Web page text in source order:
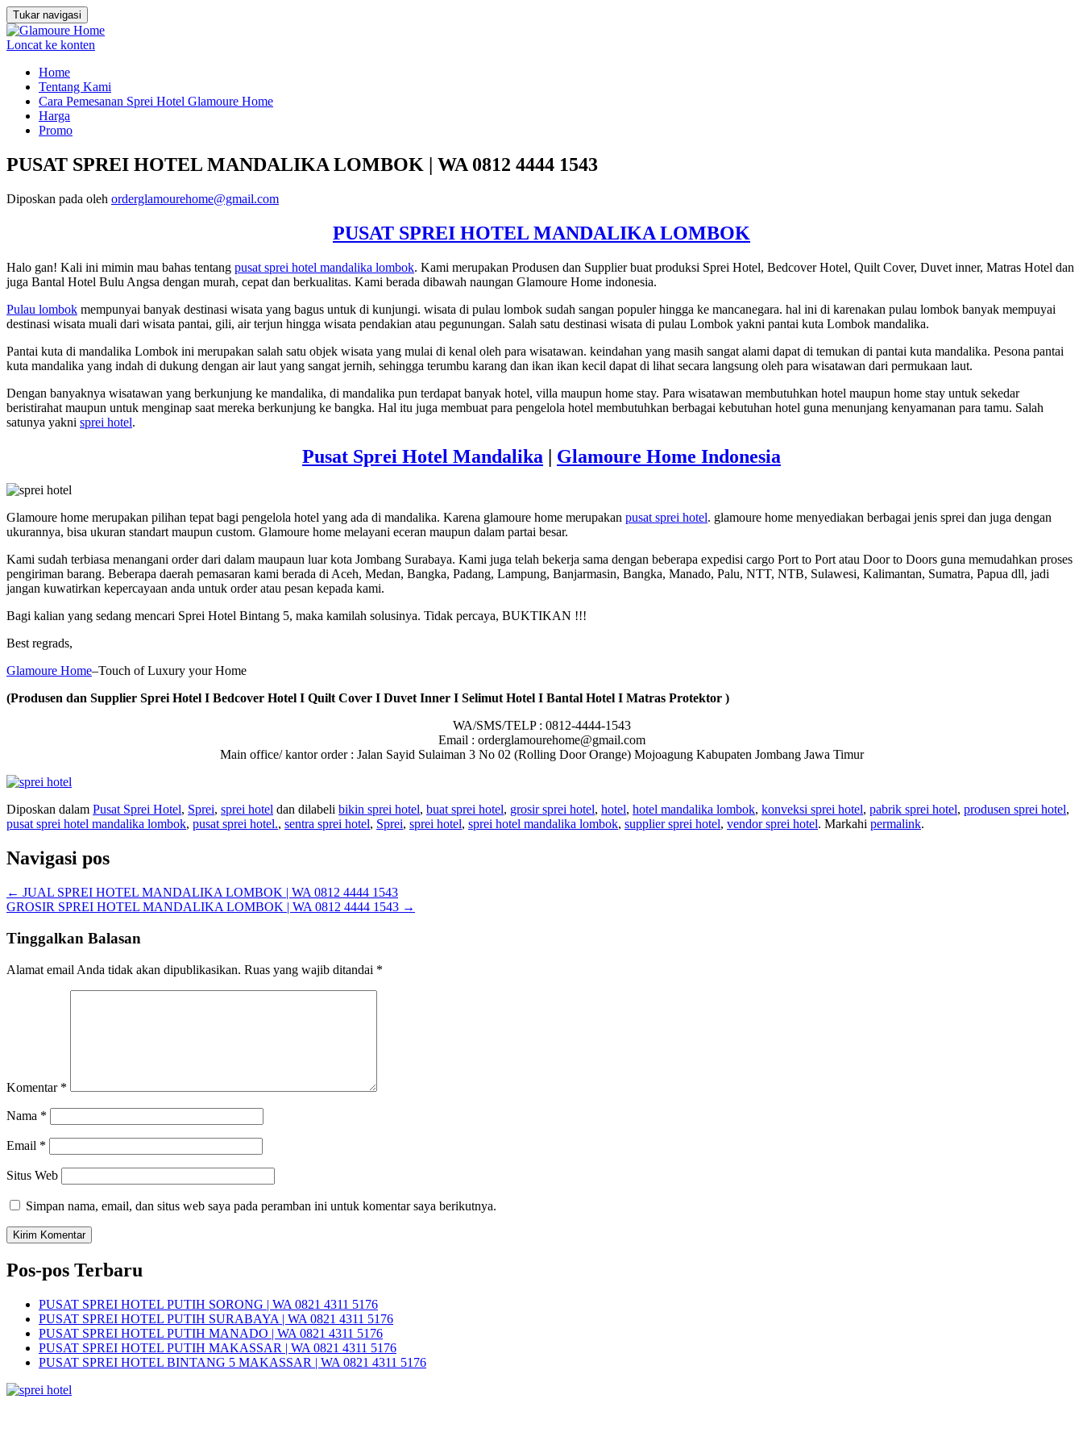
Tukar navigasi
Loncat ke konten
Home
Tentang Kami
Cara Pemesanan Sprei Hotel Glamoure Home
Harga
Promo
PUSAT SPREI HOTEL MANDALIKA LOMBOK | WA 0812 4444 1543
Diposkan pada oleh orderglamourehome@gmail.com
PUSAT SPREI HOTEL MANDALIKA LOMBOK
Halo gan! Kali ini mimin mau bahas tentang pusat sprei hotel mandalika lombok. Kami merupakan Produsen dan Supplier buat produksi Sprei Hotel, Bedcover Hotel, Quilt Cover, Duvet inner, Matras Hotel dan
juga Bantal Hotel Bulu Angsa dengan murah, cepat dan berkualitas. Kami berada dibawah naungan Glamoure Home indonesia.
Pulau lombok mempunyai banyak destinasi wisata yang bagus untuk di kunjungi. wisata di pulau lombok sudah sangan populer hingga ke mancanegara. hal ini di karenakan pulau lombok banyak mempuyai
destinasi wisata muali dari wisata pantai, gili, air terjun hingga wisata pendakian atau pegunungan. Salah satu destinasi wisata di pulau Lombok yakni pantai kuta Lombok mandalika.
Pantai kuta di mandalika Lombok ini merupakan salah satu objek wisata yang mulai di kenal oleh para wisatawan. keindahan yang masih sangat alami dapat di temukan di pantai kuta mandalika. Pesona pantai
kuta mandalika yang indah di dukung dengan air laut yang sangat jernih, sehingga terumbu karang dan ikan ikan kecil dapat di lihat secara langsung oleh para wisatawan dari permukaan laut.
Dengan banyaknya wisatawan yang berkunjung ke mandalika, di mandalika pun terdapat banyak hotel, villa maupun home stay. Para wisatawan membutuhkan hotel maupun home stay untuk sekedar
beristirahat maupun untuk menginap saat mereka berkunjung ke bangka. Hal itu juga membuat para pengelola hotel membutuhkan berbagai kebutuhan hotel guna menunjang kenyamanan para tamu. Salah
satunya yakni sprei hotel.
Pusat Sprei Hotel Mandalika | Glamoure Home Indonesia
Glamoure home merupakan pilihan tepat bagi pengelola hotel yang ada di mandalika. Karena glamoure home merupakan pusat sprei hotel. glamoure home menyediakan berbagai jenis sprei dan juga dengan
ukurannya, bisa ukuran standart maupun custom. Glamoure home melayani eceran maupun dalam partai besar.
Kami sudah terbiasa menangani order dari dalam maupaun luar kota Jombang Surabaya. Kami juga telah bekerja sama dengan beberapa expedisi cargo Port to Port atau Door to Doors guna memudahkan proses
pengiriman barang. Beberapa daerah pemasaran kami berada di Aceh, Medan, Bangka, Padang, Lampung, Banjarmasin, Bangka, Manado, Palu, NTT, NTB, Sulawesi, Kalimantan, Sumatra, Papua dll, jadi
jangan kuwatirkan kepercayaan anda untuk order atau pesan kepada kami.
Bagi kalian yang sedang mencari Sprei Hotel Bintang 5, maka kamilah solusinya. Tidak percaya, BUKTIKAN !!!
Best regrads,
Glamoure Home–Touch of Luxury your Home
(Produsen dan Supplier Sprei Hotel I Bedcover Hotel I Quilt Cover I Duvet Inner I Selimut Hotel I Bantal Hotel I Matras Protektor )
WA/SMS/TELP : 0812-4444-1543
Email : orderglamourehome@gmail.com
Main office/ kantor order : Jalan Sayid Sulaiman 3 No 02 (Rolling Door Orange) Mojoagung Kabupaten Jombang Jawa Timur
Diposkan dalam Pusat Sprei Hotel, Sprei, sprei hotel dan dilabeli bikin sprei hotel, buat sprei hotel, grosir sprei hotel, hotel, hotel mandalika lombok, konveksi sprei hotel, pabrik sprei hotel, produsen sprei hotel,
pusat sprei hotel mandalika lombok, pusat sprei hotel., sentra sprei hotel, Sprei, sprei hotel, sprei hotel mandalika lombok, supplier sprei hotel, vendor sprei hotel. Markahi permalink.
Navigasi pos
← JUAL SPREI HOTEL MANDALIKA LOMBOK | WA 0812 4444 1543
GROSIR SPREI HOTEL MANDALIKA LOMBOK | WA 0812 4444 1543 →
Tinggalkan Balasan
Alamat email Anda tidak akan dipublikasikan. Ruas yang wajib ditandai *
Komentar *
Nama *
Email *
Situs Web
Simpan nama, email, dan situs web saya pada peramban ini untuk komentar saya berikutnya.
Pos-pos Terbaru
PUSAT SPREI HOTEL PUTIH SORONG | WA 0821 4311 5176
PUSAT SPREI HOTEL PUTIH SURABAYA | WA 0821 4311 5176
PUSAT SPREI HOTEL PUTIH MANADO | WA 0821 4311 5176
PUSAT SPREI HOTEL PUTIH MAKASSAR | WA 0821 4311 5176
PUSAT SPREI HOTEL BINTANG 5 MAKASSAR | WA 0821 4311 5176